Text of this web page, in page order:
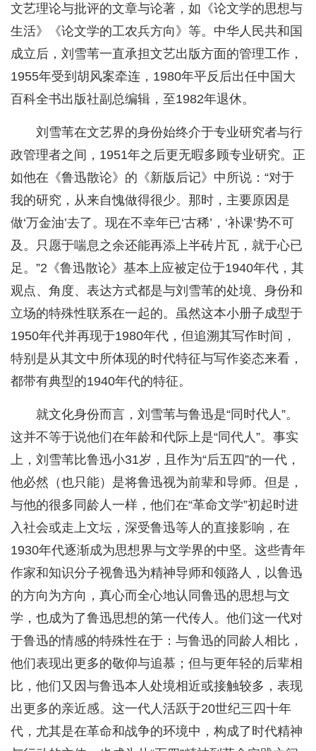
文艺理论与批评的文章与论著，如《论文学的思想与
生活》《论文学的工农兵方向》等。中华人民共和国
成立后，刘雪苇一直承担文艺出版方面的管理工作，
1955年受到胡风案牵连，1980年平反后出任中国大
百科全书出版社副总编辑，至1982年退休。
刘雪苇在文艺界的身份始终介于专业研究者与行
政管理者之间，1951年之后更无暇多顾专业研究。正
如他在《鲁迅散论》的《新版后记》中所说：“对于
我的研究，从来自愧做得很少。那时，主要原因是
做‘万金油’去了。现在不幸年已‘古稀’，‘补课’势不可
及。只愿于喘息之余还能再添上半砖片瓦，就于心已
足。”2《鲁迅散论》基本上应被定位于1940年代，其
观点、角度、表达方式都是与刘雪苇的处境、身份和
立场的特殊性联系在一起的。虽然这本小册子成型于
1950年代并再现于1980年代，但追溯其写作时间，
特别是从其文中所体现的时代特征与写作姿态来看，
都带有典型的1940年代的特征。
就文化身份而言，刘雪苇与鲁迅是“同时代人”。
这并不等于说他们在年龄和代际上是“同代人”。事实
上，刘雪苇比鲁迅小31岁，且作为“后五四”的一代，
他必然（也只能）是将鲁迅视为前辈和导师。但是，
与他的很多同龄人一样，他们在“革命文学”初起时进
入社会或走上文坛，深受鲁迅等人的直接影响，在
1930年代逐渐成为思想界与文学界的中坚。这些青年
作家和知识分子视鲁迅为精神导师和领路人，以鲁迅
的方向为方向，真心而全心地认同鲁迅的思想与文
学，也成为了鲁迅思想的第一代传人。他们这一代对
于鲁迅的情感的特殊性在于：与鲁迅的同龄人相比，
他们表现出更多的敬仰与追慕；但与更年轻的后辈相
比，他们又因与鲁迅本人处境相近或接触较多，表现
出更多的亲近感。这一代人活跃于20世纪三四十年
代，尤其是在革命和战争的环境中，构成了时代精神